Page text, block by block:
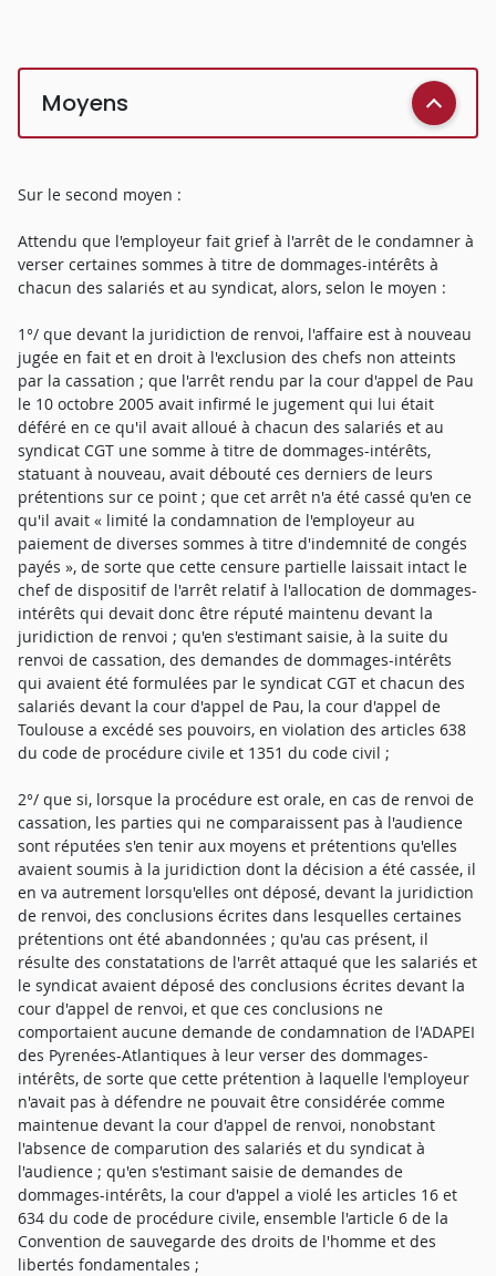
Moyens
Sur le second moyen :
Attendu que l'employeur fait grief à l'arrêt de le condamner à
verser certaines sommes à titre de dommages-intérêts à
chacun des salariés et au syndicat, alors, selon le moyen :
1°/ que devant la juridiction de renvoi, l'affaire est à nouveau
jugée en fait et en droit à l'exclusion des chefs non atteints
par la cassation ; que l'arrêt rendu par la cour d'appel de Pau
le 10 octobre 2005 avait infirmé le jugement qui lui était
déféré en ce qu'il avait alloué à chacun des salariés et au
syndicat CGT une somme à titre de dommages-intérêts,
statuant à nouveau, avait débouté ces derniers de leurs
prétentions sur ce point ; que cet arrêt n'a été cassé qu'en ce
qu'il avait « limité la condamnation de l'employeur au
paiement de diverses sommes à titre d'indemnité de congés
payés », de sorte que cette censure partielle laissait intact le
chef de dispositif de l'arrêt relatif à l'allocation de dommages-
intérêts qui devait donc être réputé maintenu devant la
juridiction de renvoi ; qu'en s'estimant saisie, à la suite du
renvoi de cassation, des demandes de dommages-intérêts
qui avaient été formulées par le syndicat CGT et chacun des
salariés devant la cour d'appel de Pau, la cour d'appel de
Toulouse a excédé ses pouvoirs, en violation des articles 638
du code de procédure civile et 1351 du code civil ;
2°/ que si, lorsque la procédure est orale, en cas de renvoi de
cassation, les parties qui ne comparaissent pas à l'audience
sont réputées s'en tenir aux moyens et prétentions qu'elles
avaient soumis à la juridiction dont la décision a été cassée, il
en va autrement lorsqu'elles ont déposé, devant la juridiction
de renvoi, des conclusions écrites dans lesquelles certaines
prétentions ont été abandonnées ; qu'au cas présent, il
résulte des constatations de l'arrêt attaqué que les salariés et
le syndicat avaient déposé des conclusions écrites devant la
cour d'appel de renvoi, et que ces conclusions ne
comportaient aucune demande de condamnation de l'ADAPEI
des Pyrenées-Atlantiques à leur verser des dommages-
intérêts, de sorte que cette prétention à laquelle l'employeur
n'avait pas à défendre ne pouvait être considérée comme
maintenue devant la cour d'appel de renvoi, nonobstant
l'absence de comparution des salariés et du syndicat à
l'audience ; qu'en s'estimant saisie de demandes de
dommages-intérêts, la cour d'appel a violé les articles 16 et
634 du code de procédure civile, ensemble l'article 6 de la
Convention de sauvegarde des droits de l'homme et des
libertés fondamentales ;